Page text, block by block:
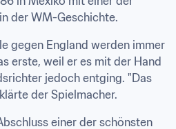
der WM-Geschichte.
gegen England werden immer
erste, weil er es mit der Hand
jedoch entging. "Das
der Spielmacher.
einer der schönsten